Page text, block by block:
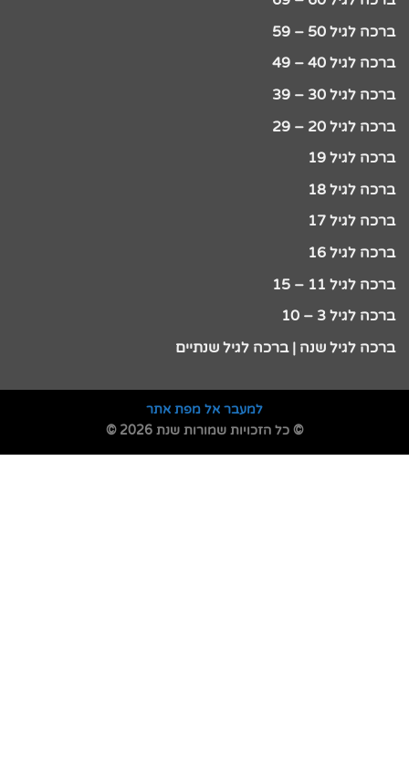
ברכה לגיל 50 – 59
ברכה לגיל 40 – 49
ברכה לגיל 30 – 39
ברכה לגיל 20 – 29
ברכה לגיל 19
ברכה לגיל 18
ברכה לגיל 17
ברכה לגיל 16
ברכה לגיל 11 – 15
ברכה לגיל 3 – 10
ברכה לגיל שנה | ברכה לגיל שנתיים
למעבר אל מפת אתר
© כל הזכויות שמורות שנת 2026 ©